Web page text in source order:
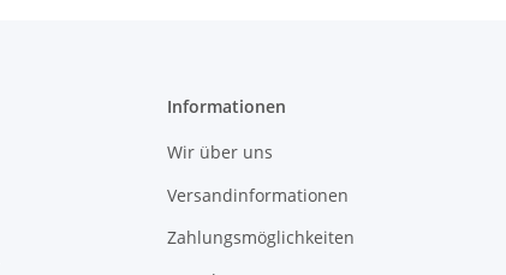
Informationen
Wir über uns
Versandinformationen
Zahlungsmöglichkeiten